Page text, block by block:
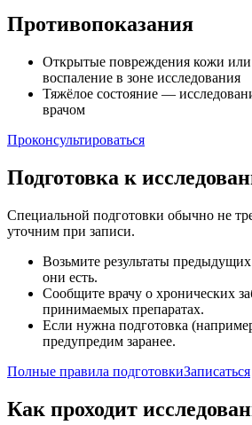
Противопоказания
Открытые повреждения кожи
воспаление в зоне исследования
Тяжёлое состояние —
врачом
Проконсультироваться
Подготовка к
Специальной подготовки обычно не
уточним при записи.
Возьмите результаты
они есть.
Сообщите врачу о хронических
принимаемых препаратах.
Если нужна подготовка
предупредим заранее.
Полные правила подготовкиЗаписаться
Как проходит